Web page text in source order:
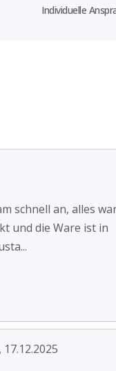
Individuelle
schnell an, alles
und die Ware ist in